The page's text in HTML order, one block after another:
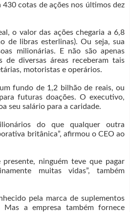
cotas de ações nos últimos dez
o valor das ações chegaria a 6,8
de libras esterlinas). Ou seja, sua
milionárias. E não são apenas
de diversas áreas receberam tais
motoristas e operários.
fundo de 1,2 bilhão de reais, ou
futuras doações. O executivo,
seu salário para a caridade.
do que qualquer outra
britânica”, afirmou o CEO ao
presente, ninguém teve que pagar
muitas vidas”, também
pela marca de suplementos
Mas a empresa também fornece